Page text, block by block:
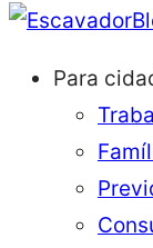
Para